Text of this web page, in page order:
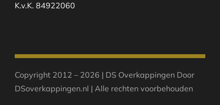
K.v.K. 84922060
Copyright 2012 – 2026 | DS Overkappingen Door
DSoverkappingen.nl | Alle rechten voorbehouden